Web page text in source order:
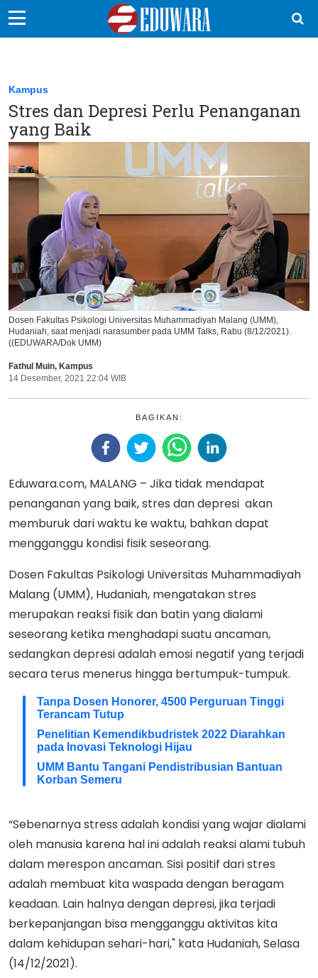
Sekolah Kita
Vokasi
Kampus
Idea
EduDana
Ikuti Kami di:
Kampus
Stres dan Depresi Perlu Penanganan
yang Baik
Dosen Fakultas Psikologi Universitas Muhammadiyah Malang (UMM),
Hudaniah, saat menjadi narasumber pada UMM Talks, Rabu (8/12/2021).
((EDUWARA/Dok UMM)
Fathul Muin, Kampus
14 Desember, 2021 22:04 WIB
BAGIKAN:
Eduwara.com, MALANG – Jika tidak mendapat
penanganan yang baik, stres dan depresi akan
memburuk dari waktu ke waktu, bahkan dapat
mengganggu kondisi fisik seseorang.
Dosen Fakultas Psikologi Universitas Muhammadiyah
Malang (UMM), Hudaniah, mengatakan stres
merupakan reaksi fisik dan batin yang dialami
seseorang ketika menghadapi suatu ancaman,
sedangkan depresi adalah emosi negatif yang terjadi
secara terus menerus hingga bertumpuk-tumpuk.
Tanpa Dosen Honorer, 4500 Perguruan Tinggi
Terancam Tutup
Penelitian Kemendikbudristek 2022 Diarahkan
pada Inovasi Teknologi Hijau
UMM Bantu Tangani Pendistribusian Bantuan
Korban Semeru
“Sebenarnya stress adalah kondisi yang wajar dialami
oleh manusia karena hal ini adalah reaksi alami tubuh
dalam merespon ancaman. Sisi positif dari stres
adalah membuat kita waspada dengan beragam
keadaan. Lain halnya dengan depresi, jika terjadi
berkepanjangan bisa mengganggu aktivitas kita
dalam kehidupan sehari-hari," kata Hudaniah, Selasa
(14/12/2021).